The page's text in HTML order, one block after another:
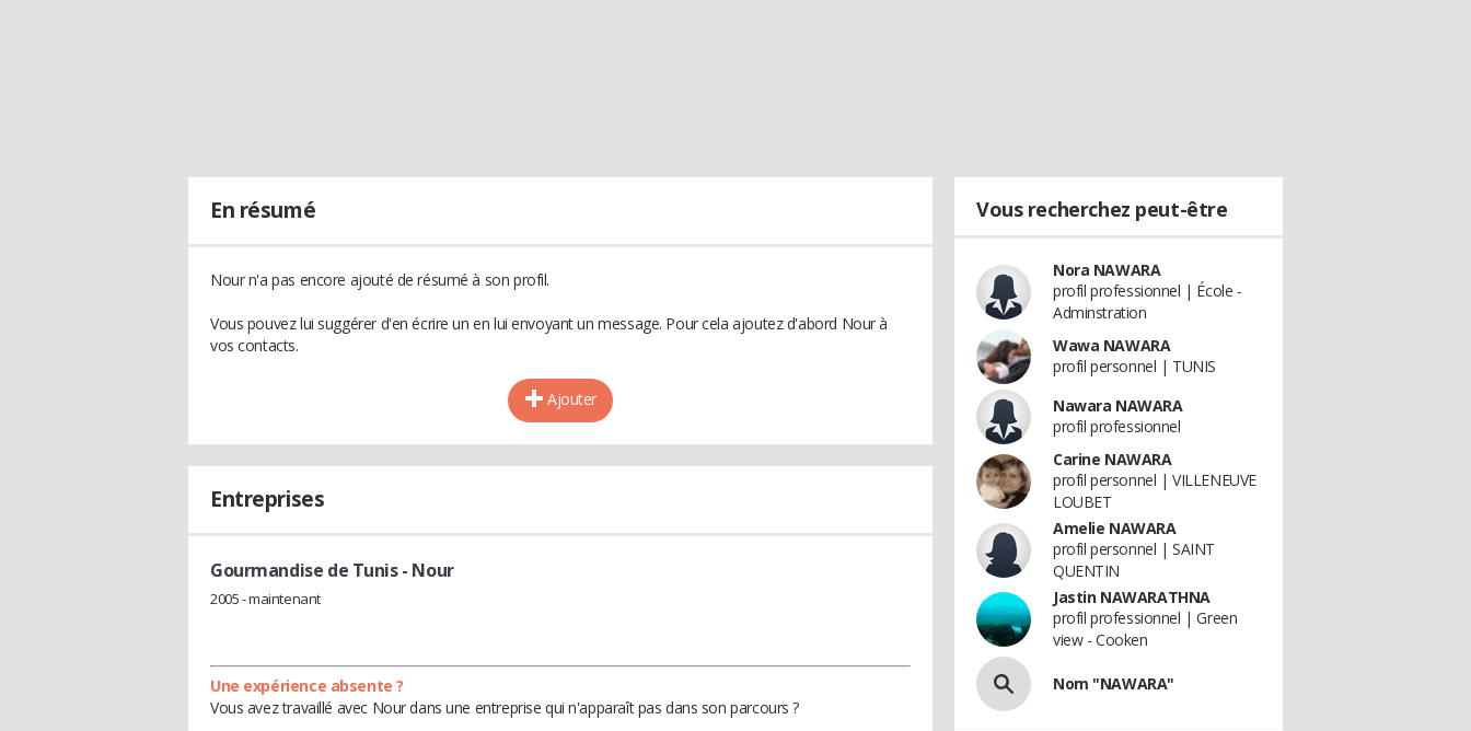
En résumé
Nour n'a pas encore ajouté de résumé à son profil.
Vous pouvez lui suggérer d'en écrire un en lui envoyant un message. Pour cela ajoutez d'abord Nour à
vos contacts.
Ajouter
Entreprises
Gourmandise de Tunis- Nour
2005 - maintenant
Une expérience absente ?
Vous avez travaillé avec Nour dans une entreprise qui n'apparaît pas dans son parcours ?
Vous recherchez peut-être
Nora NAWARA
profil professionnel | École -
Adminstration
Wawa NAWARA
profil personnel | TUNIS
Nawara NAWARA
profil professionnel
Carine NAWARA
profil personnel | VILLENEUVE
LOUBET
Amelie NAWARA
profil personnel | SAINT
QUENTIN
Jastin NAWARATHNA
profil professionnel | Green
view - Cooken
Nom "NAWARA"